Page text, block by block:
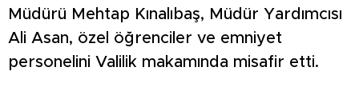
Müdürü Mehtap Kınalıbaş, Müdür Yardımcısı
Ali Asan, özel öğrenciler ve emniyet
personelini Valilik makamında misafir etti.